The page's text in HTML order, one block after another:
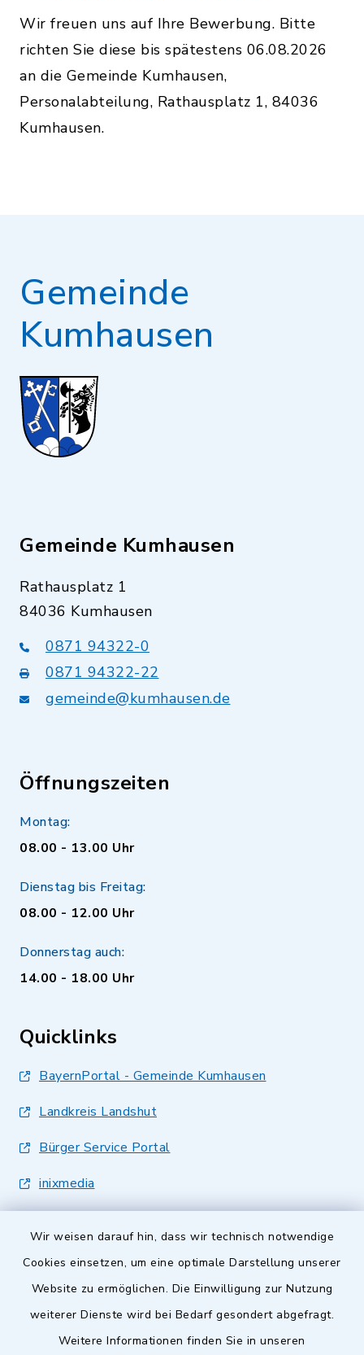
Wir weisen darauf hin, dass wir technisch notwendige
Cookies einsetzen, um eine optimale Darstellung unserer
Website zu ermöglichen. Die Einwilligung zur Nutzung
weiterer Dienste wird bei Bedarf gesondert abgefragt.
Weitere Informationen finden Sie in unseren
Wir freuen uns auf Ihre Bewerbung. Bitte
richten Sie diese bis spätestens 06.08.2026
an die Gemeinde Kumhausen,
Personalabteilung, Rathausplatz 1, 84036
Kumhausen.
Gemeinde
Kumhausen
Gemeinde Kumhausen
Rathausplatz 1
84036 Kumhausen
0871 94322-0
0871 94322-22
gemeinde@kumhausen.de
Öffnungszeiten
Montag:
08.00 - 13.00 Uhr
Dienstag bis Freitag:
08.00 - 12.00 Uhr
Donnerstag auch:
14.00 - 18.00 Uhr
Quicklinks
BayernPortal - Gemeinde Kumhausen
Landkreis Landshut
Bürger Service Portal
inixmedia
Barrierefreiheit